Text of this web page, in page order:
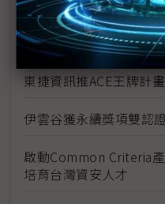
Axis與準線智慧科技攜
方案 落實生態永續發展
東捷資訊推ACE王牌計
伊雲谷獲永續獎項雙認
啟動Common Criteria
培育台灣資安人才